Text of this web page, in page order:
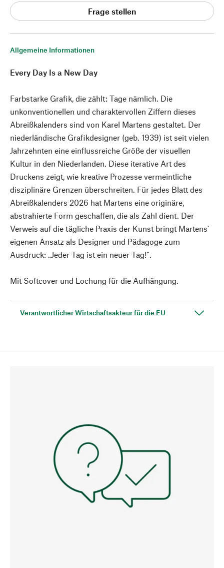
Allgemeine Informationen
Every Day Is a New Day
Farbstarke Grafik, die zählt: Tage nämlich. Die
unkonventionellen und charaktervollen Ziffern dieses
Abreißkalenders sind von Karel Martens gestaltet. Der
niederländische Grafikdesigner (geb. 1939) ist seit vielen
Jahrzehnten eine einflussreiche Größe der visuellen
Kultur in den Niederlanden. Diese iterative Art des
Druckens zeigt, wie kreative Prozesse vermeintliche
disziplinäre Grenzen überschreiten. Für jedes Blatt des
Abreißkalenders 2026 hat Martens eine originäre,
abstrahierte Form geschaffen, die als Zahl dient. Der
Verweis auf die tägliche Praxis der Kunst bringt Martens'
eigenen Ansatz als Designer und Pädagoge zum
Ausdruck: „Jeder Tag ist ein neuer Tag!“.
Mit Softcover und Lochung für die Aufhängung.
Verantwortlicher Wirtschaftsakteur für die EU
Frage stellen